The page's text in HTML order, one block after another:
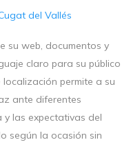
del Vallés
su web, documentos y
claro para su público
permite a su
ante diferentes
las expectativas del
según la ocasión sin